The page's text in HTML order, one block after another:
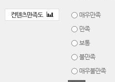
컨텐츠만족도
매우만족
만족
보통
불만족
매우불만족